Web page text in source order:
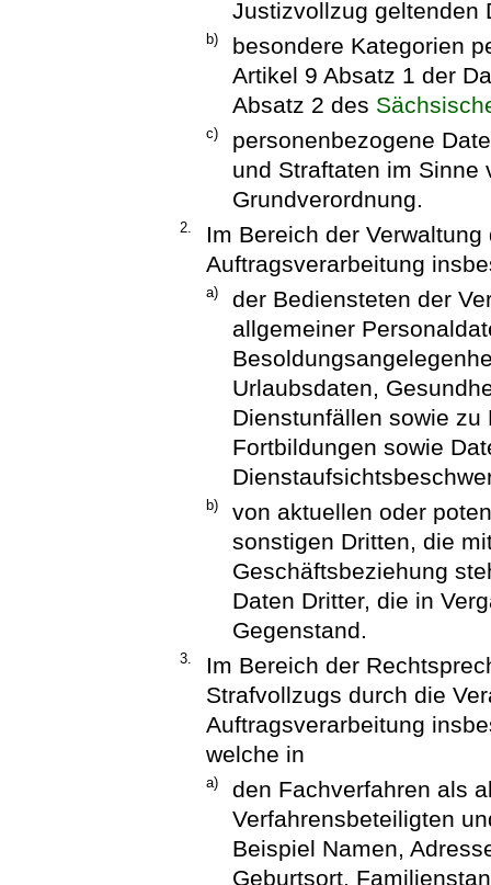
Justizvollzug geltenden
b)
besondere Kategorien
Artikel 9 Absatz 1 der
Absatz 2 des
c)
personenbezogene
und Straftaten im Sinne
Grundverordnung.
2.
Im Bereich der
Auftragsverarbeitung
a)
der Bediensteten der
allgemeiner
Urlaubsdaten,
Dienstunfällen sowie
Fortbildungen sowie
b)
von aktuellen oder
sonstigen Dritten, die
Geschäftsbeziehung
Daten Dritter, die in
Gegenstand.
3.
Im Bereich der
Strafvollzugs durch die
Auftragsverarbeitung
welche in
a)
den Fachverfahren als
Verfahrensbeteiligten
Beispiel Namen,
Geburtsort,